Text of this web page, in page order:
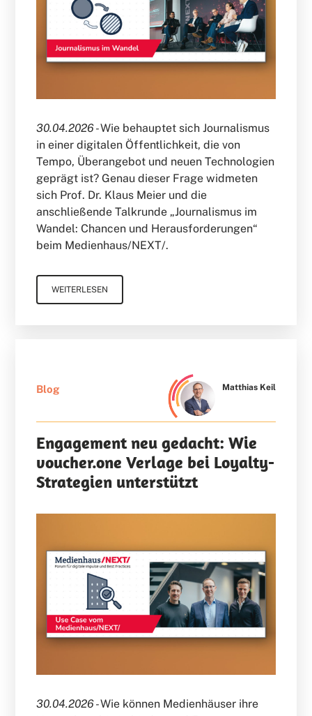
30.04.2026 -Wie behauptet sich Journalismus
in einer digitalen Öffentlichkeit, die von
Tempo, Überangebot und neuen Technologien
geprägt ist? Genau dieser Frage widmeten
sich Prof. Dr. Klaus Meier und die
anschließende Talkrunde „Journalismus im
Wandel: Chancen und Herausforderungen“
beim Medienhaus/NEXT/.
WEITERLESEN
Blog Matthias Keil
Engagement neu gedacht: Wie
voucher.one Verlage bei Loyalty-
Strategien unterstützt
30.04.2026 -Wie können Medienhäuser ihre